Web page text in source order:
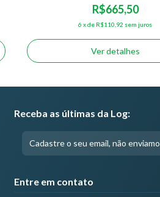
R$665,50
6 xde R$110,92 sem juros
Ver detalhes
Receba as últimas da Log:
Entre em contato